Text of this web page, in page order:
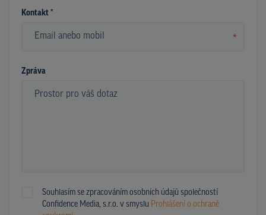
Kontakt *
*
Zpráva
Souhlasím se zpracováním osobních údajů společností
Confidence Media, s.r.o. v smyslu Prohlášení o ochraně